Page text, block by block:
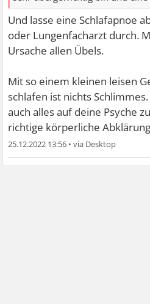
Und lasse eine Schlafapnoe
oder Lungenfacharzt durch.
Ursache allen Übels.
Mit so einem kleinen leisen
schlafen ist nichts
auch alles auf deine Psyche
richtige körperliche
25.12.2022 13:56 •